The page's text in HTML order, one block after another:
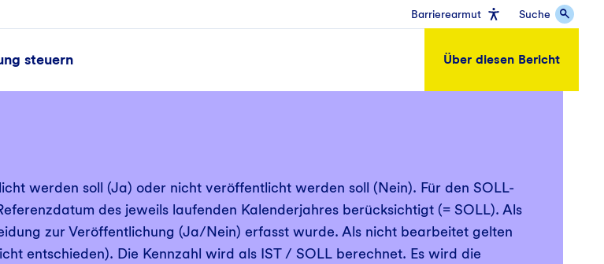
Barrierearmut Suche
steuern Über diesen Bericht
werden soll (Ja) oder nicht veröffentlicht werden soll (Nein). Für den SOLL-
des jeweils laufenden Kalenderjahres berücksichtigt (= SOLL). Als
zur Veröffentlichung (Ja/Nein) erfasst wurde. Als nicht bearbeitet gelten
entschieden). Die Kennzahl wird als IST / SOLL berechnet. Es wird die